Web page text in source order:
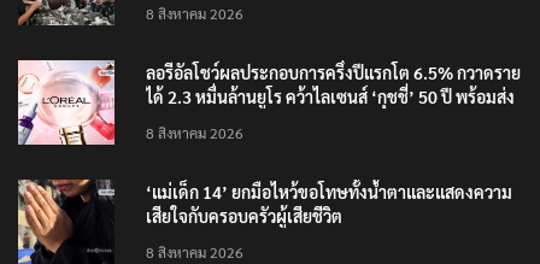
8 สิงหาคม 2026
ลอรีอัลโชว์ผลประกอบการครึ่งปีแรกโต 6.5% กวาดราย
ได้ 2.3 หมื่นล้านยูโร คว้าไลเซนส์ ‘กุชชี่’ 50 ปี พร้อมส่ง
8 สิงหาคม 2026
‘แม่เด็ก 14’ ยกมือไหว้ขอโทษทั้งน้ำตาและแสดงความ
เสียใจกับครอบครัวผู้เสียชีวิต
8 สิงหาคม 2026